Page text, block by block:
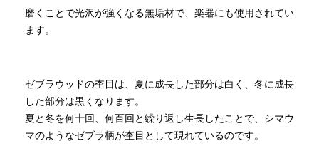
磨くことで光沢が強くなる無垢材で、楽器にも使用されてい
ます。
ゼブラウッドの杢目は、夏に成長した部分は白く、冬に成長
した部分は黒くなります。
夏と冬を何十回、何百回と繰り返し生長したことで、シマウ
マのようなゼブラ柄が杢目として現れているのです。